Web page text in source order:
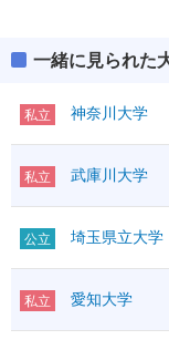
一緒に見られた
私立 神奈川大学
私立 武庫川大学
公立 埼玉県立大学
私立 愛知大学